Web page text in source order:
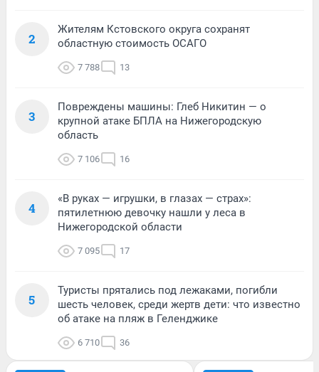
2
Жителям Кстовского округа сохранят
областную стоимость ОСАГО
7 788 13
3
Повреждены машины: Глеб Никитин — о
крупной атаке БПЛА на Нижегородскую
область
7 106 16
4
«В руках — игрушки, в глазах — страх»:
пятилетнюю девочку нашли у леса в
Нижегородской области
7 095 17
5
Туристы прятались под лежаками, погибли
шесть человек, среди жертв дети: что известно
об атаке на пляж в Геленджике
6 710 36